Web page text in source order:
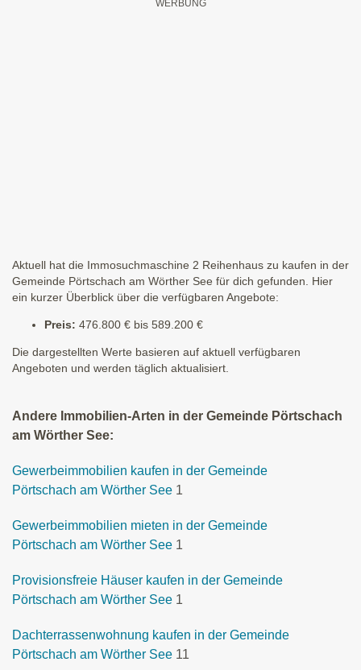
Aktuell hat die Immosuchmaschine 2 Reihenhaus zu kaufen in der
Gemeinde Pörtschach am Wörther See für dich gefunden. Hier
ein kurzer Überblick über die verfügbaren Angebote:
Preis: 476.800 € bis 589.200 €
Die dargestellten Werte basieren auf aktuell verfügbaren
Angeboten und werden täglich aktualisiert.
Andere Immobilien-Arten in der Gemeinde Pörtschach
am Wörther See:
Gewerbeimmobilien kaufen in der Gemeinde
Pörtschach am Wörther See 1
Gewerbeimmobilien mieten in der Gemeinde
Pörtschach am Wörther See 1
Provisionsfreie Häuser kaufen in der Gemeinde
Pörtschach am Wörther See 1
Dachterrassenwohnung kaufen in der Gemeinde
Pörtschach am Wörther See 11